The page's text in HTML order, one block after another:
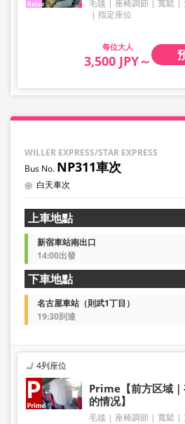
毛毯 座椅調節 寬鬆
指定座位
大人
3,500 JPY～
WILLER EXPRESS/STAR EXPRESS
NP311車次
白天車次
上車地點
新宿車站南出口
14:00出發
下車地點
名古屋車站（則武1丁目）
19:30到達
4列座位
Prime【前方区域
的情况】
毛毯 座椅調節 寬鬆